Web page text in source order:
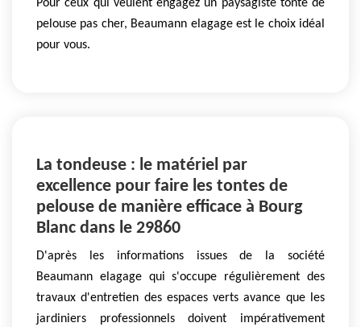
Pour ceux qui veulent engagez un paysagiste tonte de
pelouse pas cher, Beaumann elagage est le choix idéal
pour vous.
La tondeuse : le matériel par
excellence pour faire les tontes de
pelouse de manière efficace à Bourg
Blanc dans le 29860
D'après les informations issues de la société
Beaumann elagage qui s'occupe régulièrement des
travaux d'entretien des espaces verts avance que les
jardiniers professionnels doivent impérativement